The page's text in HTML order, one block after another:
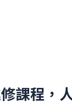
課程，